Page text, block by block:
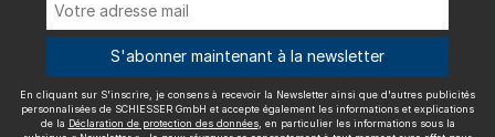
Plus d'informations sur nos évaluations
S'abonner maintenant à la newsletter
En cliquant sur S'inscrire, je consens à recevoir la Newsletter ainsi que d'autres publicités
personnalisées de SCHIESSER GmbH et accepte également les informations et explications
de la Déclaration de protection des données, en particulier les informations sous la